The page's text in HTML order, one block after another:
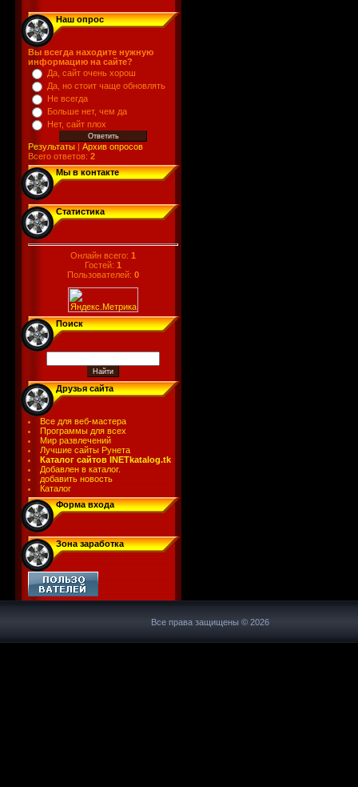
Наш опрос
Вы всегда находите нужную
информацию на сайте?
Да, сайт очень хорош
Да, но стоит чаще обновлять
Не всегда
Больше нет, чем да
Нет, сайт плох
Результаты | Архив опросов
Всего ответов: 2
Мы в контакте
Статистика
Онлайн всего: 1
Гостей: 1
Пользователей: 0
Поиск
Друзья сайта
Все для веб-мастера
Программы для всех
Мир развлечений
Лучшие сайты Рунета
Каталог сайтов INETkatalog.tk
Добавлен в каталог.
добавить новость
Каталог
Форма входа
Зона заработка
Все права защищены © 2026